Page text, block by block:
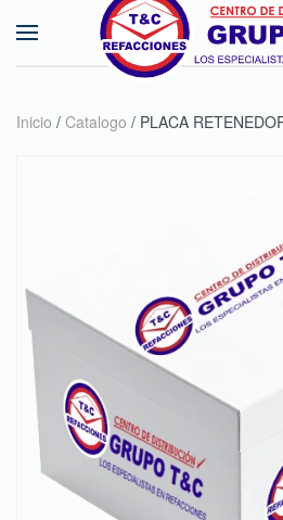
Skip to main content
Inicio / Catalogo / PLACA